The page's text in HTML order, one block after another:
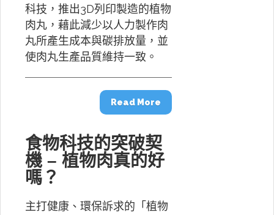
科技，推出3D列印製造的植物
肉丸，藉此減少以人力製作肉
丸所產生成本與碳排放量，並
使肉丸生產品質維持一致。
Read More
食物科技的突破契
機 – 植物肉真的好
嗎？
主打健康、環保訴求的「植物